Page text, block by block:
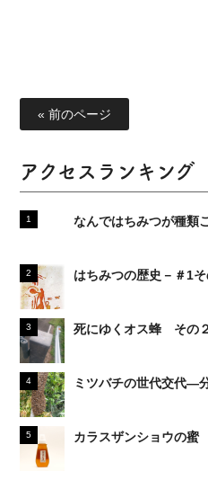
« 前のページ
アクセスランキング
なんではちみつが種類
はちみつの歴史－＃1
死にゆくオス蜂 その
ミツバチの世代交代―
カラスザンショウの蜜